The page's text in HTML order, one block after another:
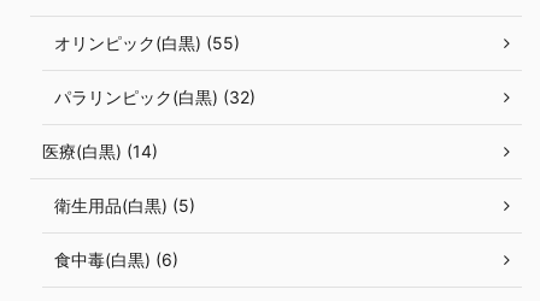
オリンピック(白黒) (55)
パラリンピック(白黒) (32)
医療(白黒) (14)
衛生用品(白黒) (5)
食中毒(白黒) (6)